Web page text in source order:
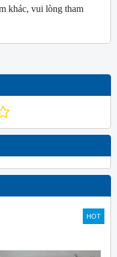
khác, vui lòng tham
HOT